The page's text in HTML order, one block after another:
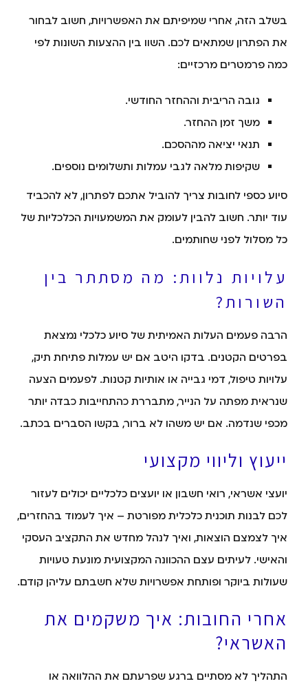
בשלב הזה, אחרי שמיפיתם את האפשרויות, חשוב לבחור
את הפתרון שמתאים לכם. השוו בין ההצעות השונות לפי
כמה פרמטרים מרכזיים:
גובה הריבית וההחזר החודשי.
משך זמן ההחזר.
תנאי יציאה מההסכם.
שקיפות מלאה לגבי עמלות ותשלומים נוספים.
סיוע כספי לחובות צריך להוביל אתכם לפתרון, לא להכביד
עוד יותר. חשוב להבין לעומק את המשמעויות הכלכליות של
כל מסלול לפני שחותמים.
עלויות נלוות: מה מסתתר בין
השורות?
הרבה פעמים העלות האמיתית של סיוע כלכלי נמצאת
בפרטים הקטנים. בדקו היטב אם יש עמלות פתיחת תיק,
עלויות טיפול, דמי גבייה או אותיות קטנות. לפעמים הצעה
שנראית מפתה על הנייר, מתבררת כהתחייבות כבדה יותר
מכפי שנדמה. אם יש משהו לא ברור, בקשו הסברים בכתב.
ייעוץ וליווי מקצועי
יועצי אשראי, רואי חשבון או יועצים כלכליים יכולים לעזור
לכם לבנות תוכנית כלכלית מפורטת – איך לעמוד בהחזרים,
איך לצמצם הוצאות, ואיך לנהל מחדש את התקציב העסקי
והאישי. לעיתים עצם ההכוונה המקצועית מונעת טעויות
שעולות ביוקר ופותחת אפשרויות שלא חשבתם עליהן קודם.
אחרי החובות: איך משקמים את
האשראי?
התהליך לא מסתיים ברגע שפרעתם את ההלוואה או